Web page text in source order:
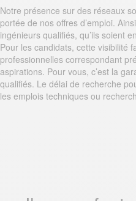
Notre présence sur des réseaux
portée de nos offres d’emploi.
ingénieurs qualifiés, qu’ils soient
Pour les candidats, cette visibilité
professionnelles correspondant
aspirations. Pour vous, c’est la
qualifiés. Le délai de recherche
les emplois techniques ou